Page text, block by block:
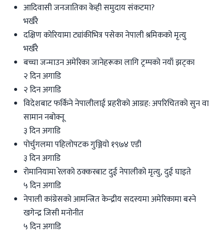
आदिवासी जनजातिका केही समुदाय संकटमा?
भर्खरै
दक्षिण कोरियामा ट्यांकीभित्र पसेका नेपाली श्रमिकको मृत्यु
भर्खरै
बच्चा जन्माउन अमेरिका जानेहरूका लागि ट्रम्पको नयाँ झट्का
२ दिन अगाडि
२ दिन अगाडि
विदेशबाट फर्किने नेपालीलाई प्रहरीको आग्रह: अपरिचितको सुन वा
सामान नबोक्नू
३ दिन अगाडि
पोर्चुगलमा पहिलोपटक गुञ्जियो १९७४ एडी
३ दिन अगाडि
रोमानियामा रेलको ठक्करबाट दुई नेपालीको मृत्यु, दुई घाइते
५ दिन अगाडि
नेपाली कांग्रेसको आमन्त्रित केन्द्रीय सदस्यमा अमेरिकामा बस्ने
खगेन्द्र जिसी मनोनीत
५ दिन अगाडि